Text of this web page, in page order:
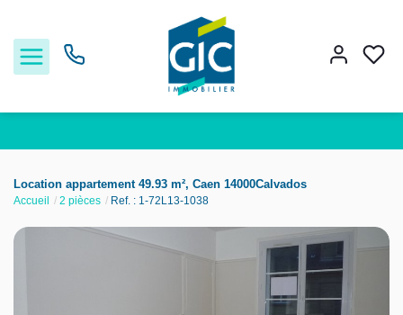
Acheter
Louer
Location appartement 49.93 m², Caen 14000Calvados
Accueil 2 pièces Ref. : 1-72L13-1038